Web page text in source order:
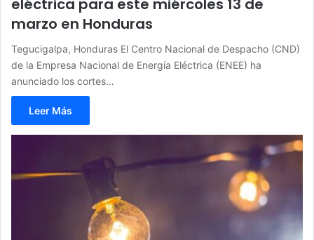
eléctrica para este miércoles 13 de
marzo en Honduras
Tegucigalpa, Honduras El Centro Nacional de Despacho (CND)
de la Empresa Nacional de Energía Eléctrica (ENEE) ha
anunciado los cortes…
Leer Más